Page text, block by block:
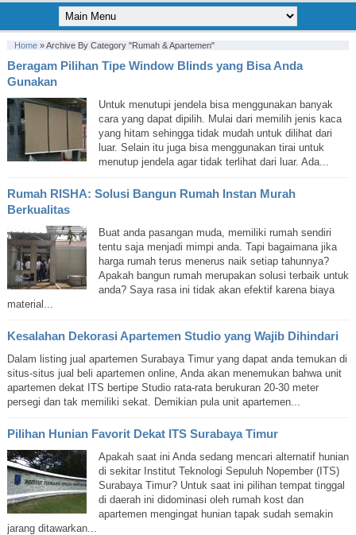
Home»Archive By Category "Rumah & Apartemen"
Beragam Pilihan Tipe Window Blinds yang Bisa Anda
Gunakan
Untuk menutupi jendela bisa menggunakan banyak
cara yang dapat dipilih. Mulai dari memilih jenis kaca
yang hitam sehingga tidak mudah untuk dilihat dari
luar. Selain itu juga bisa menggunakan tirai untuk
menutup jendela agar tidak terlihat dari luar. Ada...
Rumah RISHA: Solusi Bangun Rumah Instan Murah
Berkualitas
Buat anda pasangan muda, memiliki rumah sendiri
tentu saja menjadi mimpi anda. Tapi bagaimana jika
harga rumah terus menerus naik setiap tahunnya?
Apakah bangun rumah merupakan solusi terbaik untuk
anda? Saya rasa ini tidak akan efektif karena biaya
material...
Kesalahan Dekorasi Apartemen Studio yang Wajib Dihindari
Dalam listing jual apartemen Surabaya Timur yang dapat anda temukan di
situs-situs jual beli apartemen online, Anda akan menemukan bahwa unit
apartemen dekat ITS bertipe Studio rata-rata berukuran 20-30 meter
persegi dan tak memiliki sekat. Demikian pula unit apartemen...
Pilihan Hunian Favorit Dekat ITS Surabaya Timur
Apakah saat ini Anda sedang mencari alternatif hunian
di sekitar Institut Teknologi Sepuluh Nopember (ITS)
Surabaya Timur? Untuk saat ini pilihan tempat tinggal
di daerah ini didominasi oleh rumah kost dan
apartemen mengingat hunian tapak sudah semakin
jarang ditawarkan...